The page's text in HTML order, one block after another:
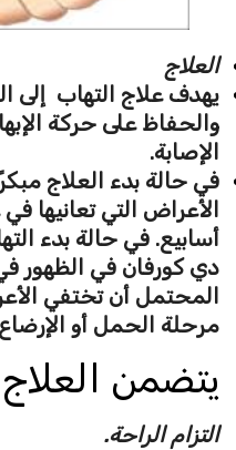
العلاج
يهدف علاج التهاب إلى
والحفاظ على حركة
الإصابة.
في حالة بدء العلاج
الأعراض التي تعانيها
أسابيع. في حالة بدء
دي كورفان في الظهور في
المحتمل أن تختفي
مرحلة الحمل أو الإرضاع.
يتضمن العلاج
التزام الراحة.